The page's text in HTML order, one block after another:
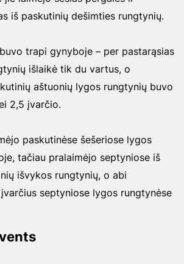
iš paskutinių dešimties rungtynių.
trapi gynyboje – per pastarąsias
išlaikė tik du vartus, o
aštuonių lygos rungtynių buvo
2,5 įvarčio.
paskutinėse šešeriose lygos
tačiau pralaimėjo septyniose iš
išvykos rungtynių, o abi
septyniose lygos rungtynėse